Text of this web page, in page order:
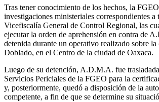
Tras tener conocimiento de los hechos, la
investigaciones ministeriales correspondientes a
Vicefiscalía General de Control Regional, las
ejecutar la orden de aprehensión en contra de
detenida durante un operativo realizado sobre
Doblado, en el Centro de la ciudad de Oaxaca.
Luego de su detención, A.D.M.A. fue
Servicios Periciales de la FGEO para la
y, posteriormente, quedó a disposición de la
competente, a fin de que se determine su